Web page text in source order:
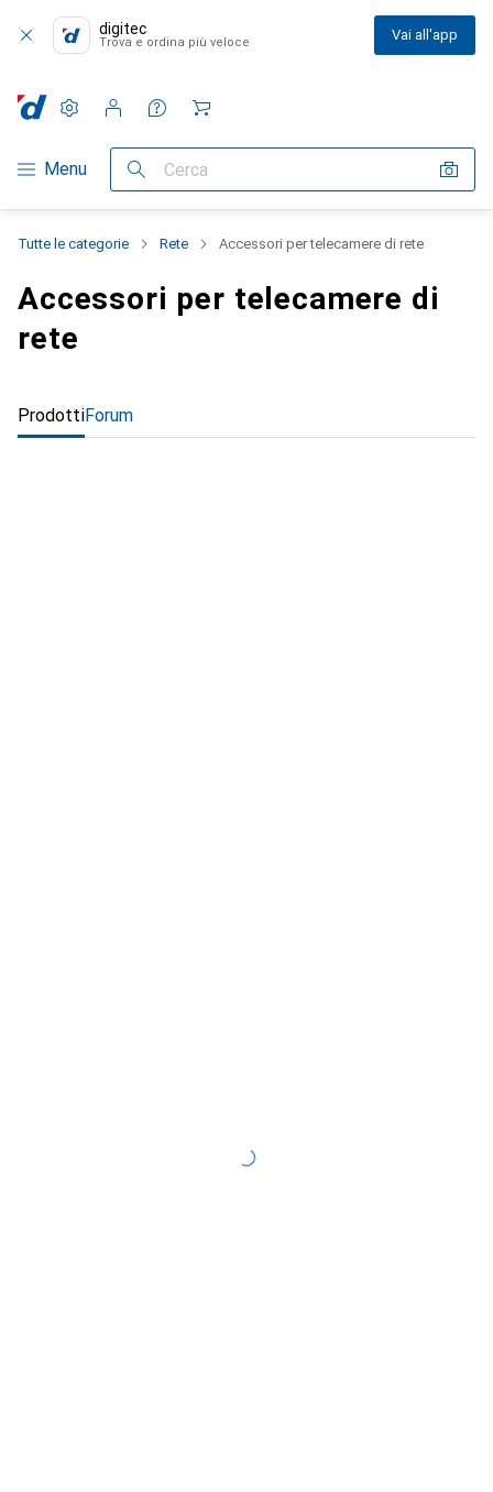
digitec
Trova e ordina più veloce Vai all'app
Categoria Navigazione
Menu Cerca
Impostazioni
Conto cliente
Liste di confronto
Liste dei desideri
Carrello
Tutte le categorie Rete Accessori per telecamere di rete
Accessori per telecamere di
rete
ProdottiForum